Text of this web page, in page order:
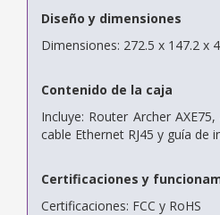
Diseño y dimensiones
Dimensiones: 272.5 x 147.2 x
Contenido de la caja
Incluye: Router Archer
cable Ethernet RJ45 y guía de
Certificaciones y
Certificaciones: FCC y RoHS